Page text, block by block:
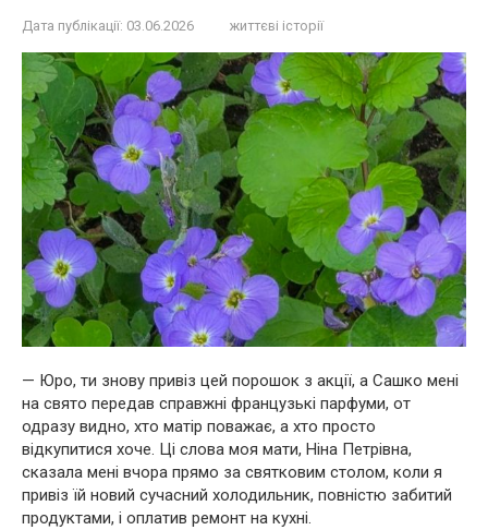
Дата публікації: 03.06.2026 життєві історії
— Юро, ти знову привіз цей порошок з акції, а Сашко мені
на свято передав справжні французькі парфуми, от
одразу видно, хто матір поважає, а хто просто
відкупитися хоче. Ці слова моя мати, Ніна Петрівна,
сказала мені вчора прямо за святковим столом, коли я
привіз їй новий сучасний холодильник, повністю забитий
продуктами, і оплатив ремонт на кухні.